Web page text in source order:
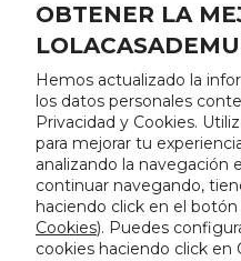
OBTENER LA
Hemos actualizado la
los datos personales
Privacidad y Cookies.
para mejorar tu
analizando la navegación
continuar navegando,
haciendo click en el botón
Cookies). Puedes
cookies haciendo click en